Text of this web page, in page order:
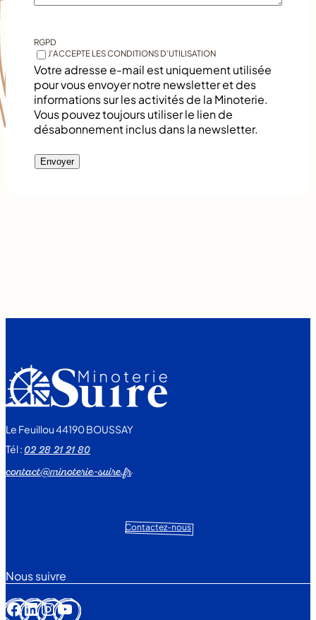
RGPD
J’ACCEPTE LES CONDITIONS D’UTILISATION
Votre adresse e-mail est uniquement utilisée
pour vous envoyer notre newsletter et des
informations sur les activités de la Minoterie.
Vous pouvez toujours utiliser le lien de
désabonnement inclus dans la newsletter.
Envoyer
Le Feuillou 44190 BOUSSAY
Tél :02 28 21 21 80
contact@minoterie-suire.fr
Contactez-nous
Nous suivre
Facebook LinkedIn InstagramYouTube